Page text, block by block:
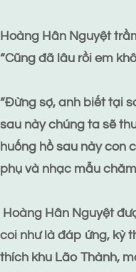
Hoàng Hân Nguyệt
“Cũng đã lâu rồi em
“Đừng sợ, anh biết tại
sau này chúng ta sẽ
huống hồ sau này con
phụ và nhạc mẫu
Hoàng Hân Nguyệt
coi như là đáp ứng, kỳ
thích khu Lão Thành,